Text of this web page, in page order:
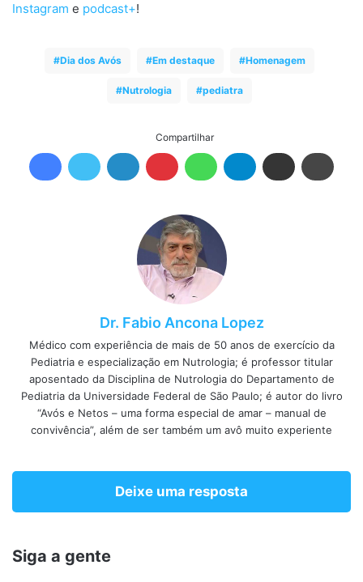
Instagram e podcast+!
Dia dos Avós Em destaque Homenagem
Nutrologia pediatra
Compartilhar
Dr. Fabio Ancona Lopez
Médico com experiência de mais de 50 anos de exercício da
Pediatria e especialização em Nutrologia; é professor titular
aposentado da Disciplina de Nutrologia do Departamento de
Pediatria da Universidade Federal de São Paulo; é autor do livro
“Avós e Netos – uma forma especial de amar – manual de
convivência”, além de ser também um avô muito experiente
Deixe uma resposta
Siga a gente